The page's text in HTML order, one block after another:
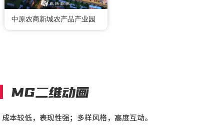
中原农商新城农产品产业园
MG二维动画
成本较低，表现性强；多样风格，高度互动。